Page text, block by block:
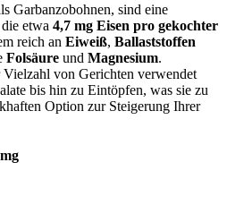
Garbanzobohnen, sind eine
etwa 4,7 mg Eisen pro gekochter
reich an Eiweiß, Ballaststoffen
Folsäure und Magnesium.
von Gerichten verwendet
bis hin zu Eintöpfen, was sie zu
Option zur Steigerung Ihrer